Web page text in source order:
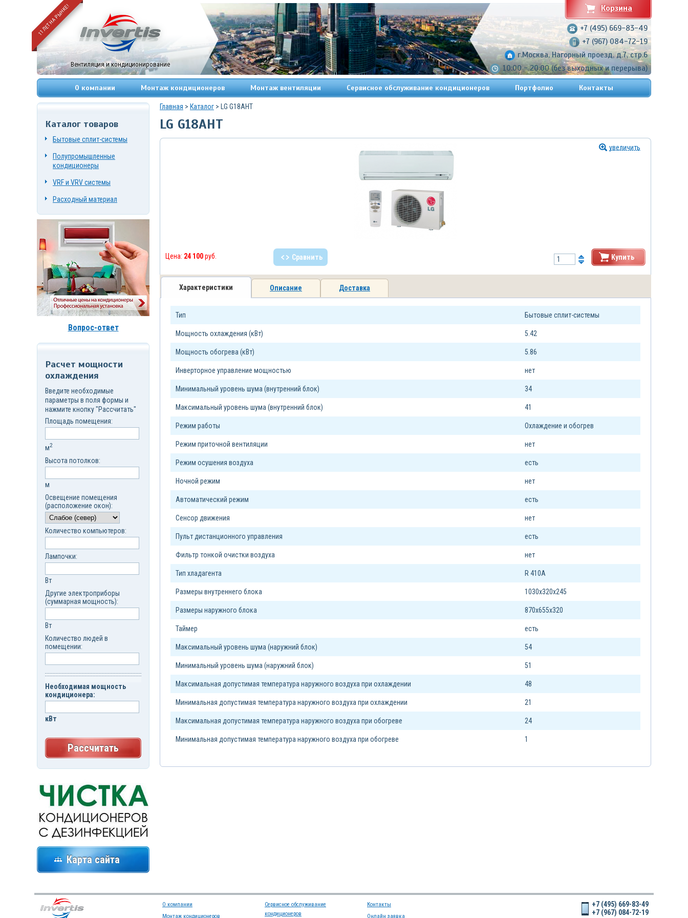
11 ЛЕТ НА РЫНКЕ!
Вентиляция и кондиционирование
+7 (495) 669-83-49
+7 (967) 084-72-19
г.Москва, Нагорный проезд, д.7, стр.6
10:00 - 20:00 (без выходных и перерыва)
Корзина
О компании Монтаж кондиционеров Монтаж вентиляции Сервисное обслуживание кондиционеров Портфолио Контакты
Главная > Каталог > LG G18AHT
LG G18AHT
увеличить
Цена: 24 100руб. Сравнить Купить
Характеристики Описание Доставка
Тип Бытовые сплит-системы
Мощность охлаждения (кВт) 5.42
Мощность обогрева (кВт) 5.86
Инверторное управление мощностью нет
Минимальный уровень шума (внутренний блок) 34
Максимальный уровень шума (внутренний блок) 41
Режим работы Охлаждение и обогрев
Режим приточной вентиляции нет
Режим осушения воздуха есть
Ночной режим нет
Автоматический режим есть
Сенсор движения нет
Пульт дистанционного управления есть
Фильтр тонкой очистки воздуха нет
Тип xладагента R 410A
Размеры внутреннего блока 1030х320х245
Размеры наружного блока 870х655х320
Таймер есть
Максимальный уровень шума (наружний блок) 54
Минимальный уровень шума (наружний блок) 51
Максимальная допустимая температура наружного воздуха при охлаждении 48
Минимальная допустимая температура наружного воздуха при охлаждении 21
Максимальная допустимая температура наружного воздуха при обогреве 24
Минимальная допустимая температура наружного воздуха при обогреве 1
Каталог товаров
Бытовые сплит-системы
Полупромышленные
кондиционеры
VRF и VRV системы
Расходный материал
Вопрос-ответ
Расчет мощности
охлаждения
Введите необходимые
параметры в поля формы и
нажмите кнопку "Рассчитать"
Площадь помещения:
м2
Высота потолков:
м
Освещение помещения
(расположение окон):
Количество компьютеров:
Лампочки:
Вт
Другие электроприборы
(суммарная мощность):
Вт
Количество людей в
помещении:
Необходимая мощность
кондиционера:
кВт
Рассчитать
Карта сайта
О компании
Монтаж кондиционеров
Сервисное обслуживание
кондиционеров
Контакты
Онлайн заявка
+7 (495) 669-83-49
+7 (967) 084-72-19